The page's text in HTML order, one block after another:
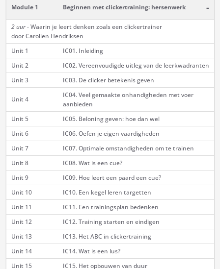
Module 1 Beginnen met clickertraining: hersenwerk -
2 uur- Waarin je leert denken zoals een clickertrainer
door Carolien Hendriksen
Unit 1
IC01. Inleiding
Unit 2
IC02. Vereenvoudigde uitleg van de leerkwadranten
Unit 3
IC03. De clicker betekenis geven
Unit 4
IC04. Veel gemaakte onhandigheden met voer
aanbieden
Unit 5
IC05. Beloning geven: hoe dan wel
Unit 6
IC06. Oefen je eigen vaardigheden
Unit 7
IC07. Optimale omstandigheden om te trainen
Unit 8
IC08. Wat is een cue?
Unit 9
IC09. Hoe leert een paard een cue?
Unit 10
IC10. Een kegel leren targetten
Unit 11
IC11. Een trainingsplan bedenken
Unit 12
IC12. Training starten en eindigen
Unit 13
IC13. Het ABC in clickertraining
Unit 14
IC14. Wat is een lus?
Unit 15
IC15. Het opbouwen van duur